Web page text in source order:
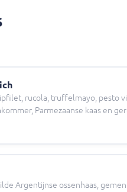
rucola, truffelmayo, pesto
Parmezaanse kaas en
Argentijnse ossenhaas,